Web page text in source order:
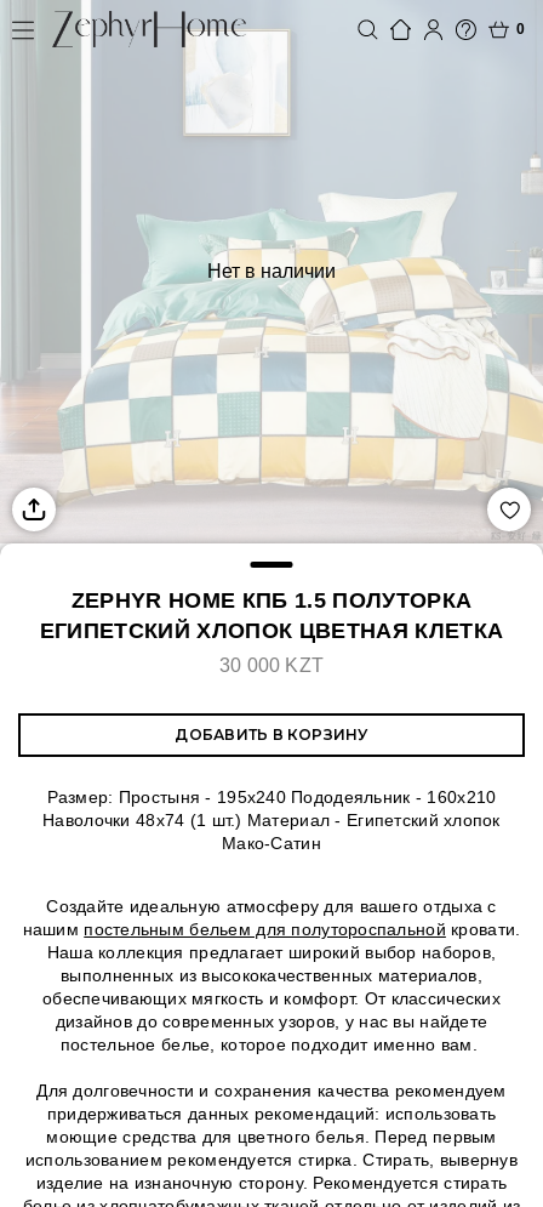
0
Нет в наличии
ZEPHYR HOME КПБ 1.5 ПОЛУТОРКА
ЕГИПЕТСКИЙ ХЛОПОК ЦВЕТНАЯ КЛЕТКА
30 000 KZT
ДОБАВИТЬ В КОРЗИНУ
Размер: Простыня - 195x240 Пододеяльник - 160х210
Наволочки 48х74 (1 шт.) Материал - Египетский хлопок
Мако-Сатин
Создайте идеальную атмосферу для вашего отдыха с
нашим постельным бельем для полутороспальной кровати.
Наша коллекция предлагает широкий выбор наборов,
выполненных из высококачественных материалов,
обеспечивающих мягкость и комфорт. От классических
дизайнов до современных узоров, у нас вы найдете
постельное белье, которое подходит именно вам.
Для долговечности и сохранения качества рекомендуем
придерживаться данных рекомендаций: использовать
моющие средства для цветного белья. Перед первым
использованием рекомендуется стирка. Стирать, вывернув
изделие на изнаночную сторону. Рекомендуется стирать